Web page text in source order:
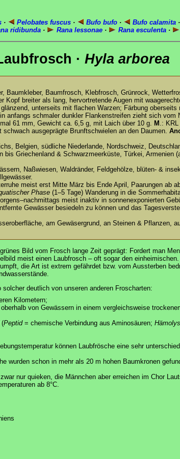
· Pelobates fuscus · Bufo bufo · Bufo calamita ·
ridibunda · Rana lessonae · Rana esculenta ·
· Hyla arborea
Baumkleber, Baumfrosch, Klebfrosch, Grünrock,
breiter als lang, hervortretende Augen mit
unterseits mit flachen Warzen; Färbung
schmaler dunkler Flankenstreifen zieht sich vom
61 mm, Gewicht ca. 6,5 g, mit Laich über 10 g. M .:
ausgeprägte Brunftschwielen an den Daumen.
Belgien, südliche Niederlande, Nordschweiz,
Griechenland & Schwarzmeerküste, Türkei, Armenien
Naßwiesen, Waldränder, Feldgehölze, blüten- &
meist erst Mitte März bis Ende April, Paarungen ab
Phase (1–5 Tage) Wanderung in die
meist inaktiv in sonnenexponierten
Gewässer besiedeln zu können und das
am Gewäsergrund, an Steinen & Pflanzen,
Bild vom Frosch lange Zeit geprägt: Fordert man
meist einen Laubfrosch – oft sogar den
die Art ist extrem gefährdet bzw. vom Aussterben
deutlich von unseren anderen Froscharten:
Kilometern;
von Gewässern in einem vergleichsweise
(Peptid= chemische Verbindung aus Aminosäuren;
können Laubfrösche eine sehr
wurden schon in mehr als 20 m hohen Baumkronen
nur quieken, die Männchen aber erreichen im Chor
ab 8°C.